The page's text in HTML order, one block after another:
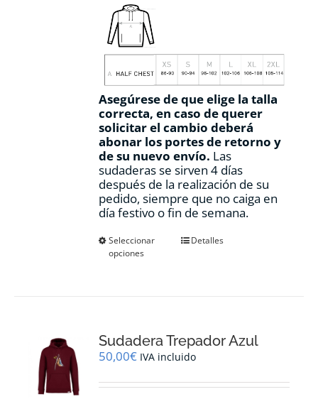
Asegúrese de que elige la talla
correcta, en caso de querer
solicitar el cambio deberá
abonar los portes de retorno y
de su nuevo envío. Las
sudaderas se sirven 4 días
después de la realización de su
pedido, siempre que no caiga en
día festivo o fin de semana.
Seleccionar
opciones
Este
se
pueden
en
Detalles
Sudadera Trepador Azul
50,00€ IVA incluido